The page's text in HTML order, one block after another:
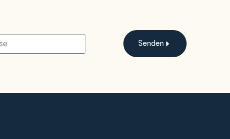
Senden